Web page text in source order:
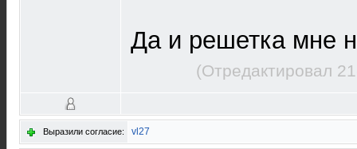
Да и решетка мне
(Отредактировал
Выразили согласие: vl27